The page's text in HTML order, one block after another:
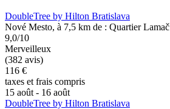
DoubleTree by Hilton Bratislava
Nové Mesto, à 7,5 km de : Quartier Lamač
9,0/10
Merveilleux
(382 avis)
116 €
taxes et frais compris
15 août - 16 août
DoubleTree by Hilton Bratislava